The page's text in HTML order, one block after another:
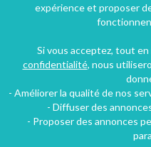
Hotel Le pressoir près de
expérience et proposer
Si vous acceptez, tout
confidentialité, nous
- Améliorer la qualité de nos
- Diffuser des
- Proposer des annonces